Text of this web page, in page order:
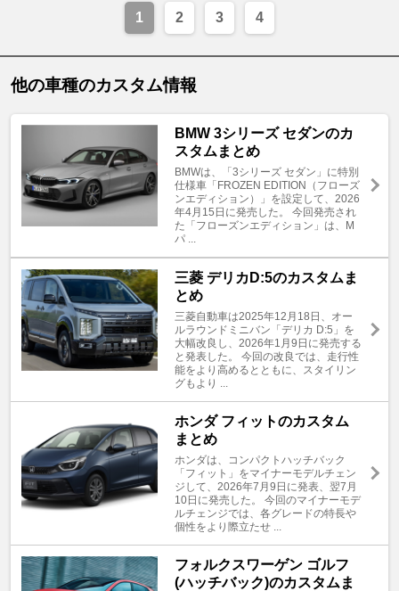
1 2 3 4
他の車種のカスタム情報
BMW 3シリーズ セダンのカ
スタムまとめ
BMWは、「3シリーズ セダン」に特別
仕様車「FROZEN EDITION（フローズ
ンエディション）」を設定して、2026
年4月15日に発売した。 今回発売され
た「フローズンエディション」は、M
パ ...
三菱 デリカD:5のカスタムま
とめ
三菱自動車は2025年12月18日、オー
ルラウンドミニバン「デリカ D:5」を
大幅改良し、2026年1月9日に発売する
と発表した。 今回の改良では、走行性
能をより高めるとともに、スタイリン
グもより ...
ホンダ フィットのカスタム
まとめ
ホンダは、コンパクトハッチバック
「フィット」をマイナーモデルチェン
ジして、2026年7月9日に発表、翌7月
10日に発売した。 今回のマイナーモデ
ルチェンジでは、各グレードの特長や
個性をより際立たせ ...
フォルクスワーゲン ゴルフ
(ハッチバック)のカスタムま